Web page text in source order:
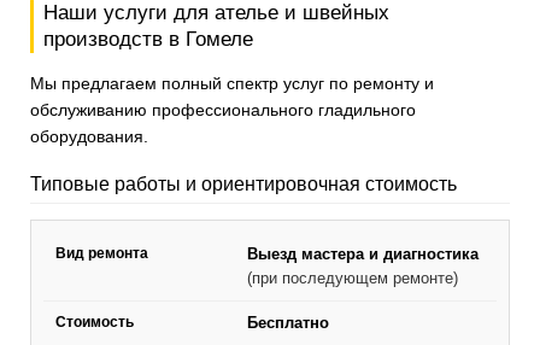
Наши услуги для ателье и швейных
производств в Гомеле
Мы предлагаем полный спектр услуг по ремонту и
обслуживанию профессионального гладильного
оборудования.
Типовые работы и ориентировочная стоимость
Выезд мастера и диагностика
(при последующем ремонте)
Бесплатно